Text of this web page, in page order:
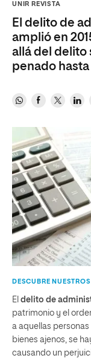
UNIR REVISTA
El delito de
amplió en
allá del delito
penado
DESCUBRE
El delito de
patrimonio y el
a aquellas
bienes ajenos, se
causando un